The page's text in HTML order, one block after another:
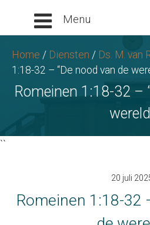
Home / Diensten / Ds. M. van
1:18-32 – “De nood van de
Romeinen 1:18-32 –
``
20 juli
Romeinen 1:18-32